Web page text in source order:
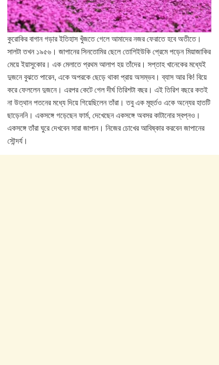
কুরোকির বাগান গড়ার ইতিহাস খুঁজতে গেলে আমাদের নজর ফেরাতে হবে অতীতে।
সালটা তখন ১৯৫৬। জাপানের সিনতোমির ছেলে তোশিইউকি প্রেমে পড়েন মিয়াজাকির
মেয়ে ইয়াসুকোর। এক মেলাতে প্রথম আলাপ হয় তাঁদের। সপ্তাহ খানেকের মধ্যেই
দুজনে বুঝতে পারেন, একে অপরকে ছেড়ে থাকা প্রায় অসম্ভব। ব্যাস আর কি! বিয়ে
করে ফেললেন দুজনে। এরপর কেটে গেল দীর্ঘ তিরিশটা বছর। এই তিরিশ বছরে কতই
না উত্থান পতনের মধ্যে দিয়ে গিয়েছিলেন তাঁরা। তবু এক মূহুর্তও একে অন্যের হাতটি
ছাড়েননি। একসঙ্গে গড়েছেন ফার্ম, দেখেছেন একসঙ্গে অবসর কাটানোর স্বপ্নও।
একসঙ্গে তাঁরা ঘুরে দেখবেন সারা জাপান। নিজের চোখের আবিষ্কার করবেন জাপানের
সৌন্দর্য।